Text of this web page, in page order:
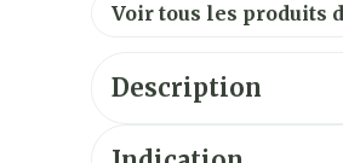
Voir tous les produits
Description